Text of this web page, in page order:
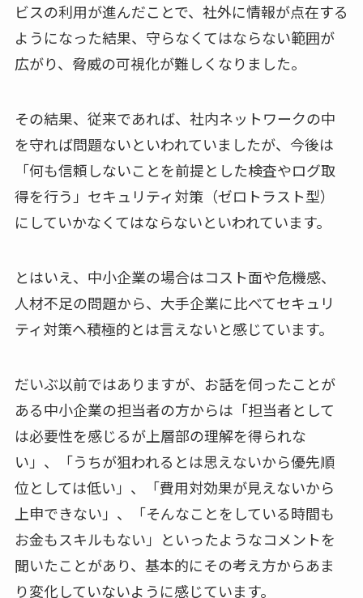
ビスの利用が進んだことで、社外に情報が点在する
ようになった結果、守らなくてはならない範囲が
広がり、脅威の可視化が難しくなりました。
その結果、従来であれば、社内ネットワークの中
を守れば問題ないといわれていましたが、今後は
「何も信頼しないことを前提とした検査やログ取
得を行う」セキュリティ対策（ゼロトラスト型）
にしていかなくてはならないといわれています。
とはいえ、中小企業の場合はコスト面や危機感、
人材不足の問題から、大手企業に比べてセキュリ
ティ対策へ積極的とは言えないと感じています。
だいぶ以前ではありますが、お話を伺ったことが
ある中小企業の担当者の方からは「担当者として
は必要性を感じるが上層部の理解を得られな
い」、「うちが狙われるとは思えないから優先順
位としては低い」、「費用対効果が見えないから
上申できない」、「そんなことをしている時間も
お金もスキルもない」といったようなコメントを
聞いたことがあり、基本的にその考え方からあま
り変化していないように感じています。